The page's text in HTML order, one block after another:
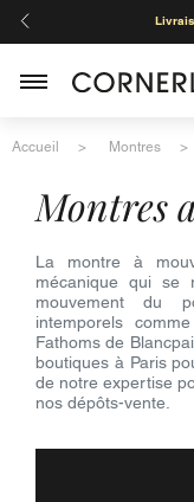
Accueil Montres
La montre à
mécanique qui se
mouvement du
intemporels
Fathoms de
boutiques à Paris
de notre expertise
nos dépôts-vente.